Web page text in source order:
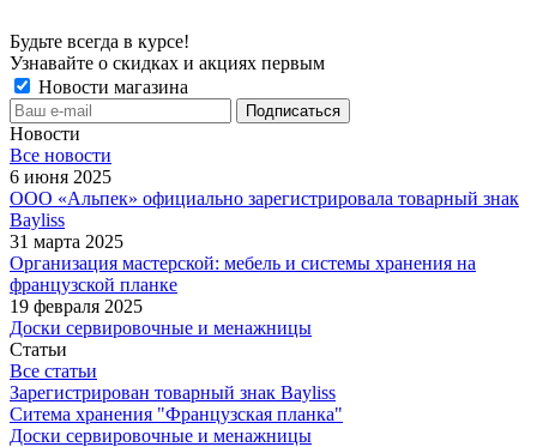
Будьте всегда в курсе!
Узнавайте о скидках и акциях первым
Новости магазина
Новости
Все новости
6 июня 2025
ООО «Альпек» официально зарегистрировала товарный знак
Bayliss
31 марта 2025
Организация мастерской: мебель и системы хранения на
французской планке
19 февраля 2025
Доски сервировочные и менажницы
Статьи
Все статьи
Зарегистрирован товарный знак Bayliss
Ситема хранения "Французская планка"
Доски сервировочные и менажницы